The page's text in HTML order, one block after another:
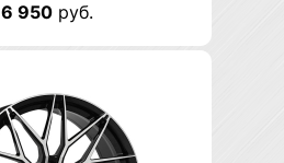
6 950 руб.